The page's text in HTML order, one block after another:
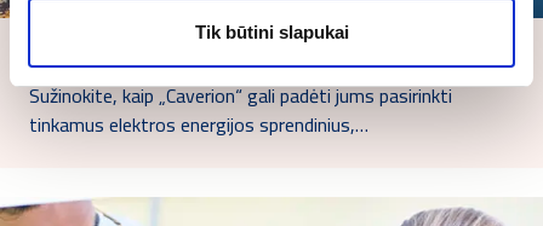
Tik būtini slapukai
Elektros energijos sistemos
Sužinokite, kaip „Caverion“ gali padėti jums pasirinkti
tinkamus elektros energijos sprendinius,…